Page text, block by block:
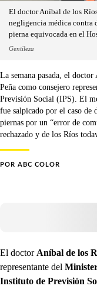
El doctor Aníbal de los
negligencia médica contra
pierna equivocada en el
Gentileza
La semana pasada, el
Peña como consejero
Previsión Social (IPS). El
fue salpicado por el caso de
piernas por un “error de
rechazado y de los Ríos
POR ABC COLOR
El doctor Aníbal de los
representante del
Instituto de Previsión